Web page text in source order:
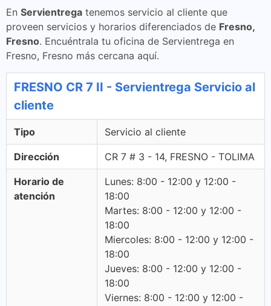
En Servientrega tenemos servicio al cliente que
proveen servicios y horarios diferenciados de Fresno,
Fresno. Encuéntrala tu oficina de Servientrega en
Fresno, Fresno más cercana aquí.
FRESNO CR 7 II - Servientrega Servicio al
cliente
Tipo Servicio al cliente
Dirección CR 7 # 3 - 14, FRESNO - TOLIMA
Horario de
atención
Lunes: 8:00 - 12:00 y 12:00 -
18:00
Martes: 8:00 - 12:00 y 12:00 -
18:00
Miercoles: 8:00 - 12:00 y 12:00 -
18:00
Jueves: 8:00 - 12:00 y 12:00 -
18:00
Viernes: 8:00 - 12:00 y 12:00 -